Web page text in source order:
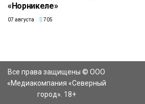
«Норникеле»
07 августа 705
Все права защищены © ООО
«Медиакомпания «Северный
город». 18+